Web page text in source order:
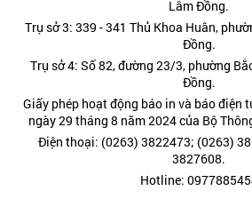
Lâm Đồng.
Trụ sở 3: 339 - 341 Thủ Khoa Huân,
Đồng.
Trụ sở 4: Số 82, đường 23/3, phường
Đồng.
Giấy phép hoạt động báo in và báo điện
ngày 29 tháng 8 năm 2024 của Bộ
Điện thoại: (0263) 3822473; (0263)
3827608.
Hotline: